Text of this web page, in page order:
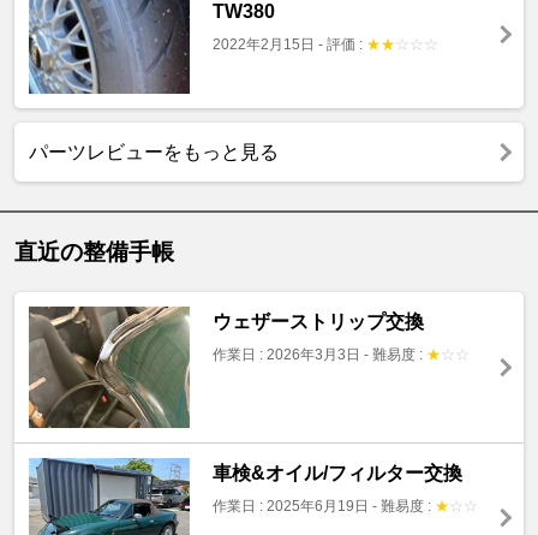
TW380
2022年2月15日 - 評価 : ★★ ☆ ☆ ☆
パーツレビューをもっと見る
直近の整備手帳
ウェザーストリップ交換
作業日 : 2026年3月3日 - 難易度 : ★ ☆ ☆
車検&オイル/フィルター交換
作業日 : 2025年6月19日 - 難易度 : ★ ☆ ☆